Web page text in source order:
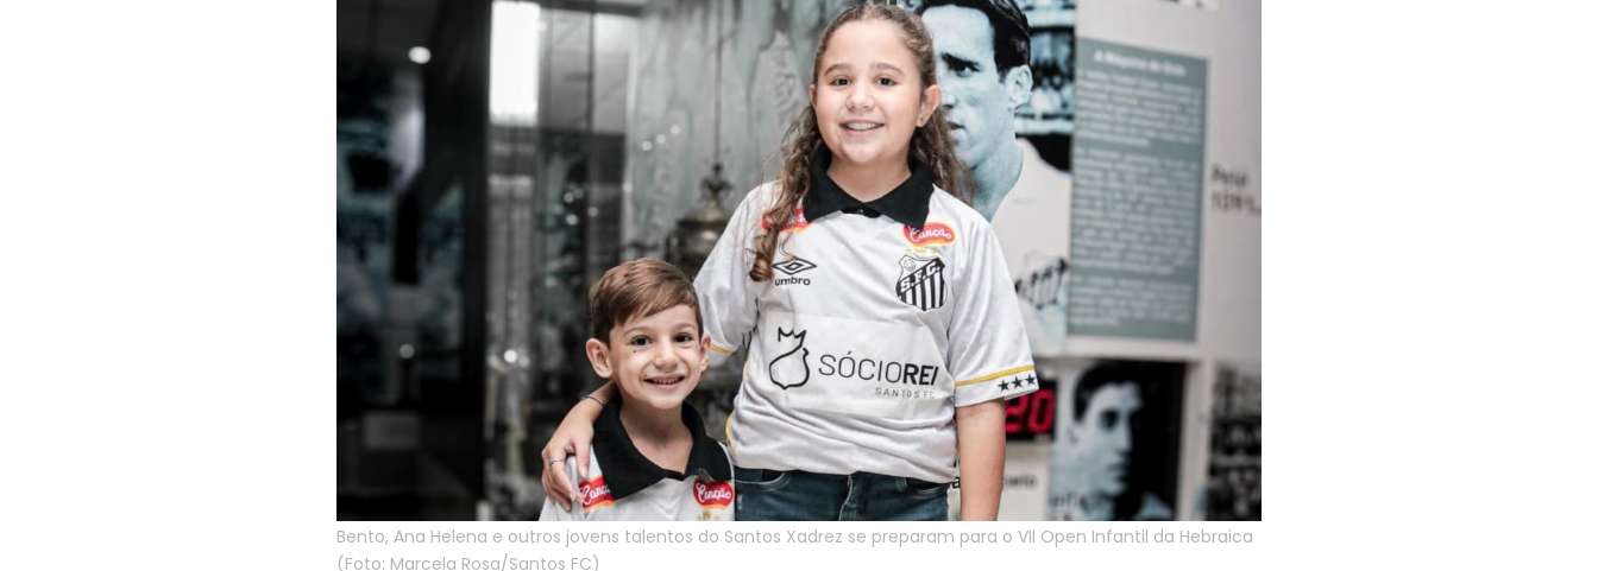
Bento, Ana Helena e outros jovens talentos do Santos Xadrez se preparam para o VII Open Infantil da Hebraica
(Foto: Marcela Rosa/Santos FC)